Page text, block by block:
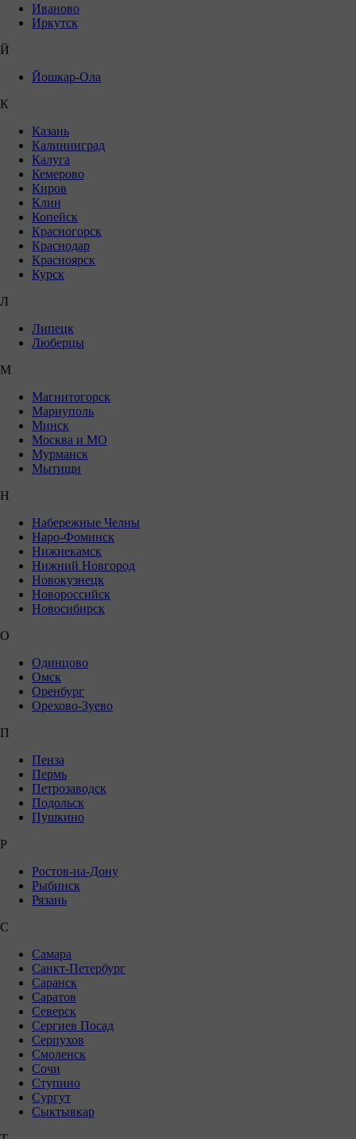
Иваново
Иркутск
Й
Йошкар-Ола
К
Казань
Калининград
Калуга
Кемерово
Киров
Клин
Копейск
Красногорск
Краснодар
Красноярск
Курск
Л
Липецк
Люберцы
М
Магнитогорск
Мариуполь
Минск
Москва и МО
Мурманск
Мытищи
Н
Набережные Челны
Наро-Фоминск
Нижнекамск
Нижний Новгород
Новокузнецк
Новороссийск
Новосибирск
О
Одинцово
Омск
Оренбург
Орехово-Зуево
П
Пенза
Пермь
Петрозаводск
Подольск
Пушкино
Р
Ростов-на-Дону
Рыбинск
Рязань
С
Самара
Санкт-Петербург
Саранск
Саратов
Северск
Сергиев Посад
Серпухов
Смоленск
Сочи
Ступино
Сургут
Сыктывкар